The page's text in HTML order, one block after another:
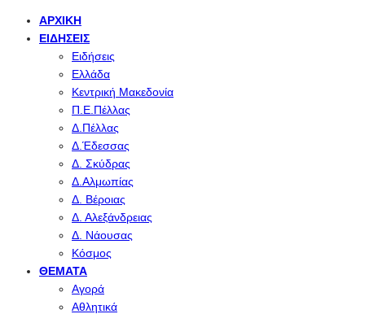
ΑΡΧΙΚΉ
ΕΙΔΉΣΕΙΣ
Ειδήσεις
Ελλάδα
Κεντρική Μακεδονία
Π.Ε.Πέλλας
Δ.Πέλλας
Δ.Έδεσσας
Δ. Σκύδρας
Δ.Αλμωπίας
Δ. Βέροιας
Δ. Αλεξάνδρειας
Δ. Νάουσας
Κόσμος
ΘΈΜΑΤΑ
Αγορά
Αθλητικά